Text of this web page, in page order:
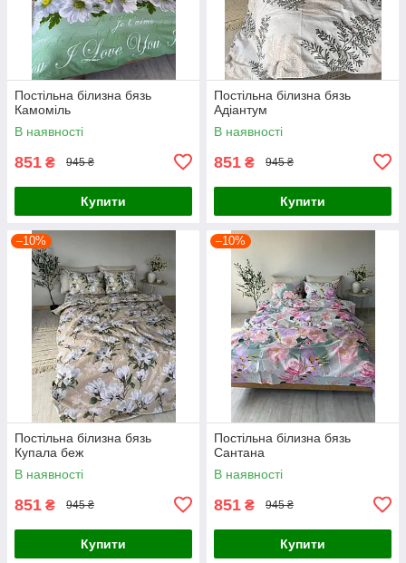
Постільна білизна бязь
Камоміль
В наявності
851 ₴ 945 ₴
Купити
Постільна білизна бязь
Адіантум
В наявності
851 ₴ 945 ₴
Купити
–10%
Постільна білизна бязь
Купала беж
В наявності
851 ₴ 945 ₴
Купити
–10%
Постільна білизна бязь
Сантана
В наявності
851 ₴ 945 ₴
Купити